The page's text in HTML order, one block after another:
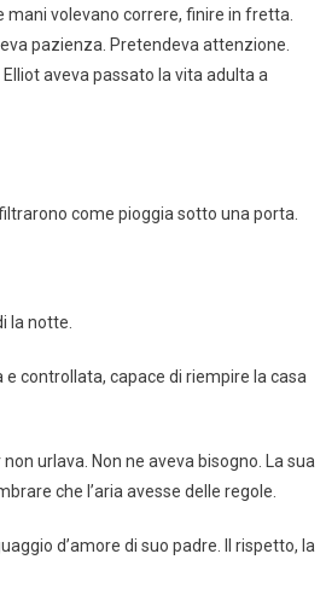
mani volevano correre, finire in fretta.
pazienza. Pretendeva attenzione.
aveva passato la vita adulta a
come pioggia sotto una porta.
la notte.
e controllata, capace di riempire la casa
non urlava. Non ne aveva bisogno. La sua
che l’aria avesse delle regole.
d’amore di suo padre. Il rispetto, la